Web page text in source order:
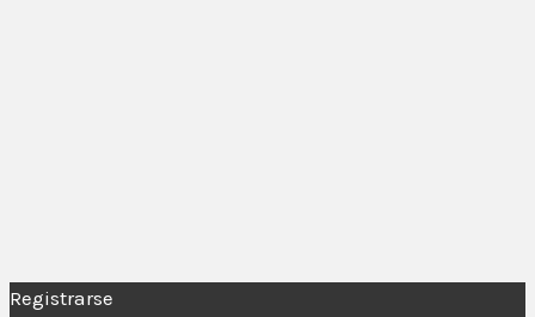
Registrarse